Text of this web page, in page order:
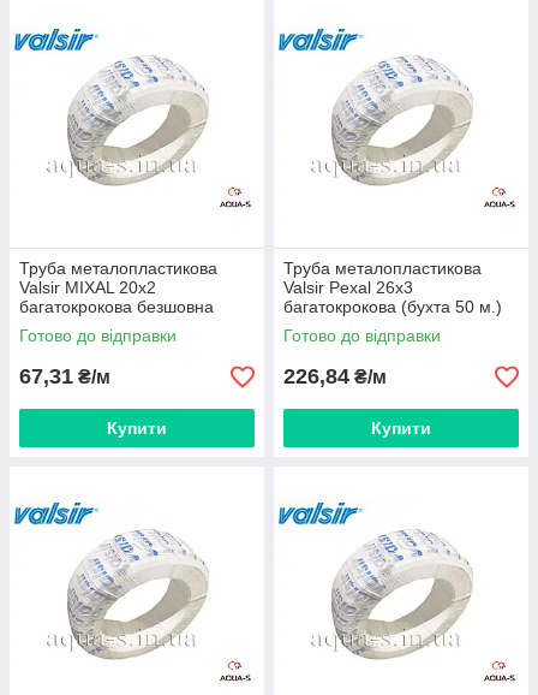
Труба металопластикова
Valsir MIXAL 20х2
багатокрокова безшовна
(бухта 100 м.) Італія
Готово до відправки
67,31 ₴/м
Купити
Труба металопластикова
Valsir Pexal 26х3
багатокрокова (бухта 50 м.)
Італія
Готово до відправки
226,84 ₴/м
Купити